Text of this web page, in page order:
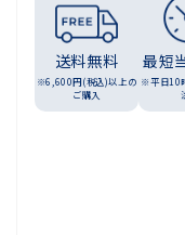
送料無料
※6,600円(税込)以上の
ご購入
最短
※平日10